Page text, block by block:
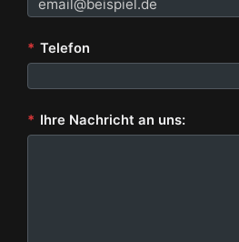
* Telefon
* Ihre Nachricht an uns: